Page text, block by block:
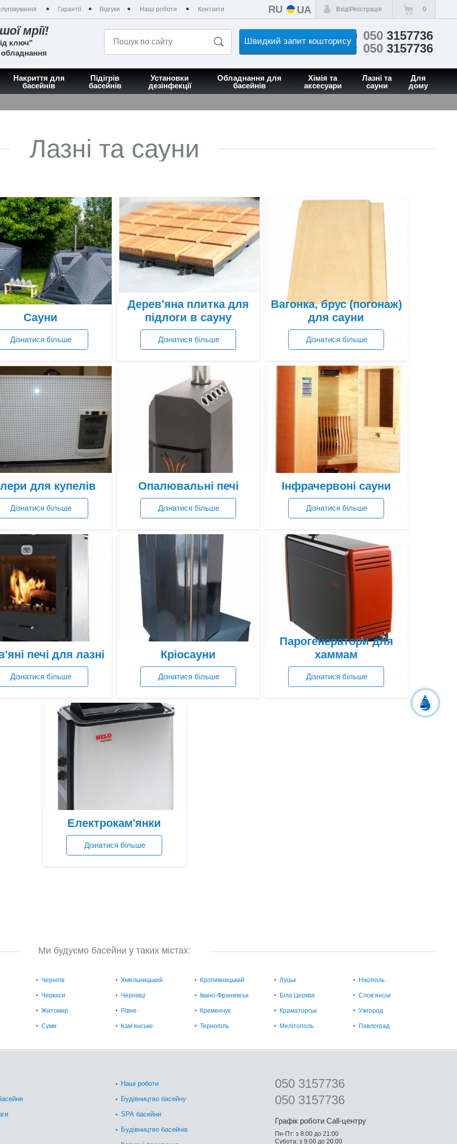
RU UA Вхід\Реєстрація 0
Гарантії Відгуки Наші роботи Контакти
мрії!
ключ"
обладнання
050 3157736
050 3157736
Швидкий запит кошторису
Накриття для
басейнів
Підігрів
басейнів
Установки
дезінфекції
Обладнання для
басейнів
Хімія та
аксесуари
Лазні та
сауни
Для
дому
Лазні та сауни
Сауни
Дізнатися більше
Дерев'яна плитка для
підлоги в сауну
Дізнатися більше
Вагонка, брус (погонаж)
для сауни
Дізнатися більше
для купелів
Дізнатися більше
Опалювальні печі
Дізнатися більше
Інфрачервоні сауни
Дізнатися більше
печі для лазні
Дізнатися більше
Кріосауни
Дізнатися більше
Парогенератори для
хаммам
Дізнатися більше
Електрокам'янки
Дізнатися більше
Ми будуємо басейни у таких містах:
Чернігів
Черкаси
Житомир
Суми
Хмельницький
Чернівці
Рівне
Кам’янське
Кропивницький
Івано-Франківськ
Кременчук
Тернопіль
Луцьк
Біла Церква
Краматорськ
Мелітополь
Нікополь
Слов’янськ
Ужгород
Павлоград
Наші роботи
Будівництво басейну
SPA басейни
Будівництво басейнів
050 3157736
050 3157736
Графік роботи Call-центру
Пн-Пт: з 8:00 до 21:00
Субота: з 9:00 до 20:00